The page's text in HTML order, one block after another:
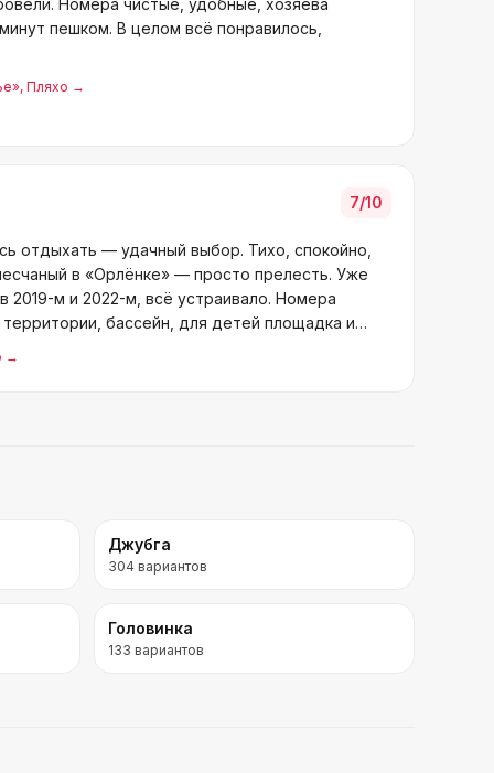
Номера чистые, удобные, хозяева
пешком. В целом всё понравилось,
, Пляхо →
7/10
отдыхать — удачный выбор. Тихо, спокойно,
в «Орлёнке» — просто прелесть. Уже
2019-м и 2022-м, всё устраивало. Номера
бассейн, для детей площадка и
→
Джубга
304 вариантов
Головинка
133 вариантов